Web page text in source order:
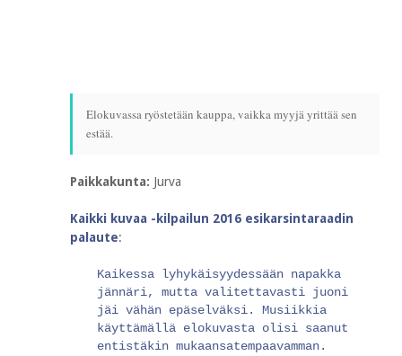
Elokuvassa ryöstetään kauppa, vaikka myyjä yrittää sen
estää.
Paikkakunta: Jurva
Kaikki kuvaa -kilpailun 2016 esikarsintaraadin
palaute:
Kaikessa lyhykäisyydessään napakka
jännäri, mutta valitettavasti juoni
jäi vähän epäselväksi. Musiikkia
käyttämällä elokuvasta olisi saanut
entistäkin mukaansatempaavamman.